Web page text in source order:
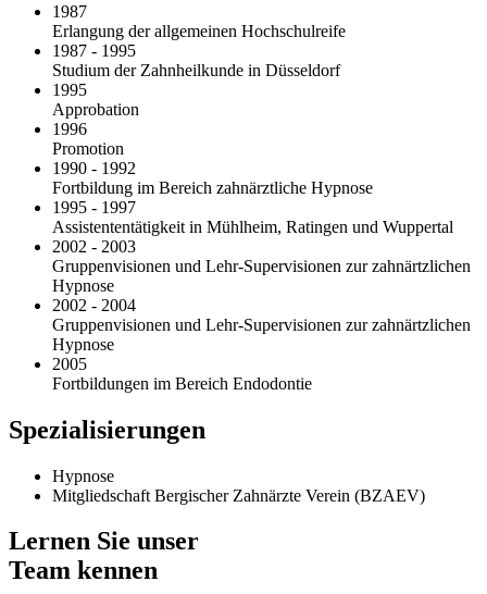
1987
Erlangung der allgemeinen Hochschulreife
1987 - 1995
Studium der Zahnheilkunde in Düsseldorf
1995
Approbation
1996
Promotion
1990 - 1992
Fortbildung im Bereich zahnärztliche Hypnose
1995 - 1997
Assistententätigkeit in Mühlheim, Ratingen und Wuppertal
2002 - 2003
Gruppenvisionen und Lehr-Supervisionen zur zahnärtzlichen
Hypnose
2002 - 2004
Gruppenvisionen und Lehr-Supervisionen zur zahnärtzlichen
Hypnose
2005
Fortbildungen im Bereich Endodontie
Spezialisierungen
Hypnose
Mitgliedschaft Bergischer Zahnärzte Verein (BZAEV)
Lernen Sie unser
Team kennen